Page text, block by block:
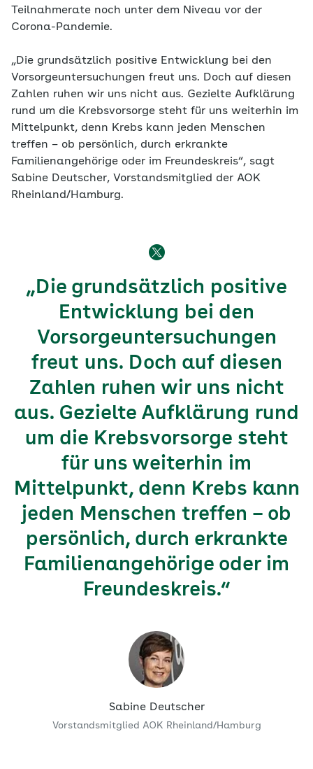
Teilnahmerate noch unter dem Niveau vor der
Corona-Pandemie.
„Die grundsätzlich positive Entwicklung bei den
Vorsorgeuntersuchungen freut uns. Doch auf diesen
Zahlen ruhen wir uns nicht aus. Gezielte Aufklärung
rund um die Krebsvorsorge steht für uns weiterhin im
Mittelpunkt, denn Krebs kann jeden Menschen
treffen – ob persönlich, durch erkrankte
Familienangehörige oder im Freundeskreis“, sagt
Sabine Deutscher, Vorstandsmitglied der AOK
Rheinland/Hamburg.
„Die grundsätzlich positive
Entwicklung bei den
Vorsorgeuntersuchungen
freut uns. Doch auf diesen
Zahlen ruhen wir uns nicht
aus. Gezielte Aufklärung rund
um die Krebsvorsorge steht
für uns weiterhin im
Mittelpunkt, denn Krebs kann
jeden Menschen treffen – ob
persönlich, durch erkrankte
Familienangehörige oder im
Freundeskreis.“
Sabine Deutscher
Vorstandsmitglied AOK Rheinland/Hamburg